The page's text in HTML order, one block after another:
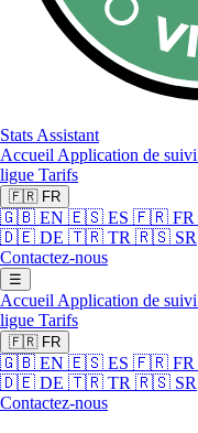
Stats Assistant
Accueil Application de suivi
ligue Tarifs
🇫🇷 FR
🇬🇧 EN 🇪🇸 ES 🇫🇷 FR
🇩🇪 DE 🇹🇷 TR 🇷🇸 SR
Contactez-nous
☰
Accueil Application de suivi
ligue Tarifs
🇫🇷 FR
🇬🇧 EN 🇪🇸 ES 🇫🇷 FR
🇩🇪 DE 🇹🇷 TR 🇷🇸 SR
Contactez-nous